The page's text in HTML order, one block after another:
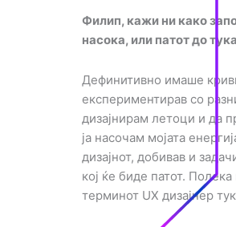
Филип, кажи ни како
насока, или патот до
Дефинитивно имаше
експериментирав со
дизајнирам летоци и да
ја насочам мојата
дизајнот, добивав и
кој ќе биде патот.
терминот UX дизајнер